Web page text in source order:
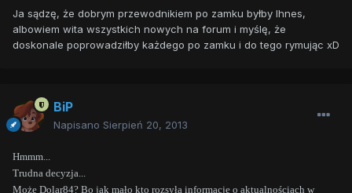
Ja sądzę, że dobrym przewodnikiem po zamku byłby Ihnes,
albowiem wita wszystkich nowych na forum i myślę, że
doskonale poprowadziłby każdego po zamku i do tego rymując xD
BiP
Napisano Sierpień 20, 2013
Hmmm...
Trudna decyzja...
Może Dolar84? Bo jak mało kto rozsyła informacje o aktualnościach w